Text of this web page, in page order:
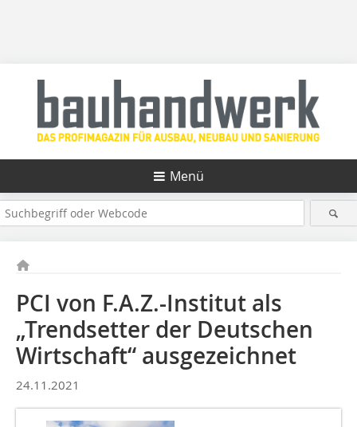
Menü
PCI von F.A.Z.-Institut als
„Trendsetter der Deutschen
Wirtschaft“ ausgezeichnet
24.11.2021